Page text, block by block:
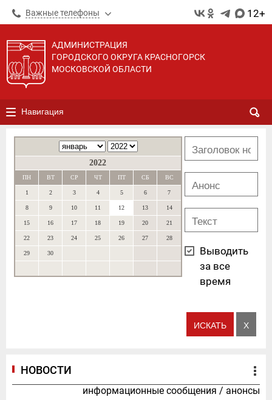
Важные телефоны 12+
АДМИНИСТРАЦИЯ
ГОРОДСКОГО ОКРУГА КРАСНОГОРСК
МОСКОВСКОЙ ОБЛАСТИ
Навигация
2022
ПН ВТ СР ЧТ ПТ СБ ВС
1 2 3 4 5 6 7
8 9 10 11 12 13 14
15 16 17 18 19 20 21
22 23 24 25 26 27 28
29 30
Выводить
за все
время
НОВОСТИ
информационные сообщения / анонсы